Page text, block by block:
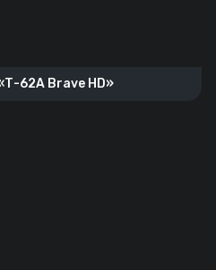
62А Brave HD»